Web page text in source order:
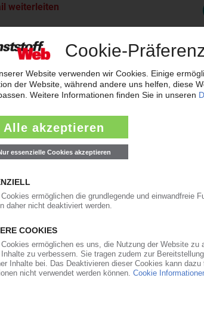
weiterleiten
neues Rekordtief
derzeit so flach wie das Niedrigwasser im Rhein.
frisch gekürte Bundesverkehrsminister zur
Präsenz in den USA und Asien
will der Automobilzulieferer OPmobility – die frühere
Ohio errichtet der familiengeführte
den PVC-Compoundeur Vipa